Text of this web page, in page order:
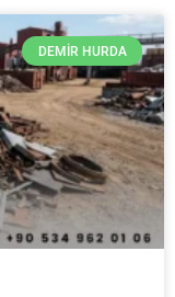
DEMIR HURDA